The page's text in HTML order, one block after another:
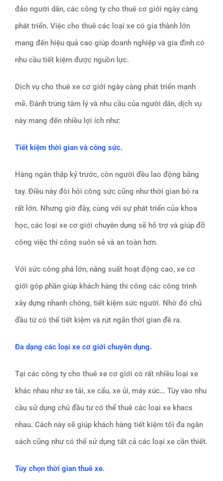
đảo người dân, các công ty cho thuê cơ giới ngày càng
phát triển. Việc cho thuê các loại xe có gia thành lớn
mang đến hiệu quả cao giúp doanh nghiệp và gia đình có
nhu cầu tiết kiệm được nguồn lực.
Dịch vụ cho thuê xe cơ giới ngày càng phát triển mạnh
mẽ. Đánh trúng tâm lý và nhu cầu của người dân, dịch vụ
này mang đến nhiều lợi ích như:
Tiết kiệm thời gian và công sức.
Hàng ngàn thập kỷ trước, còn người đều lao động bằng
tay. Điều này đòi hỏi công sức cũng như thời gian bỏ ra
rất lớn. Nhưng giờ đây, cùng với sự phát triển của khoa
học, các loại xe cơ giới chuyên dụng sẽ hỗ trợ và giúp đỡ
công việc thi công suôn sẻ và an toàn hơn.
Với sức công phá lớn, năng suất hoạt động cao, xe cơ
giới góp phần giúp khách hàng thi công các công trình
xây dựng nhanh chóng, tiết kiệm sức người. Nhờ đó chủ
đầu từ có thể tiết kiệm và rút ngắn thời gian đề ra.
Đa dạng các loại xe cơ giới chuyên dụng.
Tại các công ty cho thuê xe cơ giới có rất nhiều loại xe
khác nhau như xe tải, xe cẩu, xe ủi, máy xúc… Tùy vào nhu
cầu sử dụng chủ đầu tư có thể thuê các loại xe khacs
nhau. Cách này sẽ giúp khách hàng tiết kiệm tối đa ngân
sách cũng như có thể sử dụng tất cả các loại xe cần thiết.
Tùy chọn thời gian thuê xe.